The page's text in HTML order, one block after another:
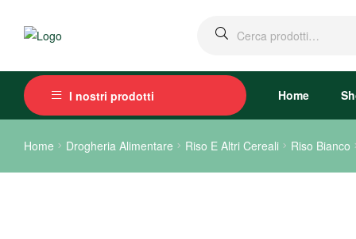
I nostri prodotti Home
Home Drogheria Alimentare Riso E Altri Cereali Riso Bianco